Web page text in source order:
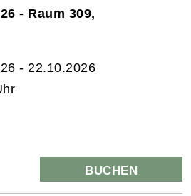
- Raum 309,
- 22.10.2026
BUCHEN